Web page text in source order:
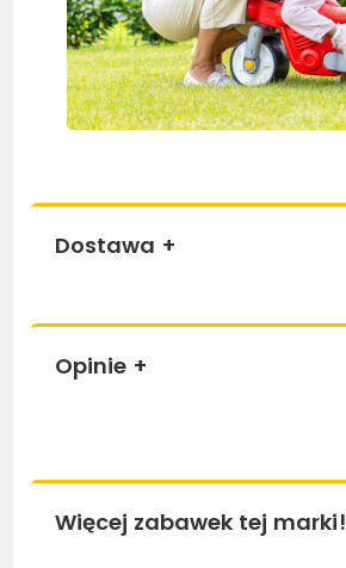
Dostawa +
Opinie +
Więcej zabawek tej marki!